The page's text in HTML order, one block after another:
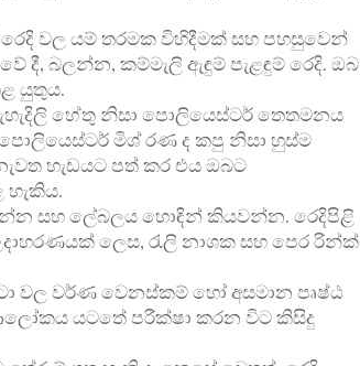
වල යම් තරමක විහිදීමක් සහ පහසුවෙන්
දී, බලන්න, කම්මැලි ඇඳුම් පැළඳුම් රෙදි. ඔබ
යුතුය.
හේතු නිසා පොලියෙස්ටර් තෙතමනය
මිශ් රණ ද කපු නිසා හුස්ම
හැඩයට පත් කර එය ඔබට
හැකිය.
සහ ලේබලය හොඳින් කියවන්න. රෙදිපිළි
ලෙස, රැලි නාශක සහ පෙර රින්ක්
වල වර්ණ වෙනස්කම් හෝ අසමාන පෘෂ්ඨ
යටතේ පරීක්ෂා කරන විට කිසිදු